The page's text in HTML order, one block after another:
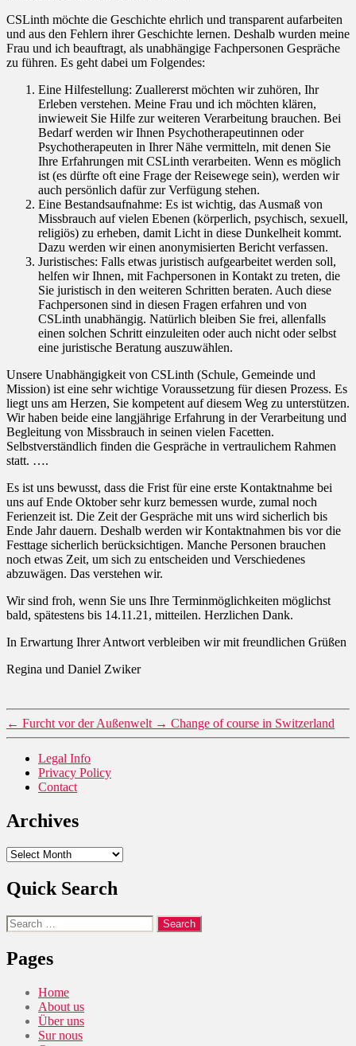
CSLinth möchte die Geschichte ehrlich und transparent aufarbeiten
und aus den Fehlern ihrer Geschichte lernen. Deshalb wurden meine
Frau und ich beauftragt, als unabhängige Fachpersonen Gespräche
zu führen. Es geht dabei um Folgendes:
Eine Hilfestellung: Zuallererst möchten wir zuhören, Ihr
Erleben verstehen. Meine Frau und ich möchten klären,
inwieweit Sie Hilfe zur weiteren Verarbeitung brauchen. Bei
Bedarf werden wir Ihnen Psychotherapeutinnen oder
Psychotherapeuten in Ihrer Nähe vermitteln, mit denen Sie
Ihre Erfahrungen mit CSLinth verarbeiten. Wenn es möglich
ist (es dürfte oft eine Frage der Reisewege sein), werden wir
auch persönlich dafür zur Verfügung stehen.
Eine Bestandsaufnahme: Es ist wichtig, das Ausmaß von
Missbrauch auf vielen Ebenen (körperlich, psychisch, sexuell,
religiös) zu erheben, damit Licht in diese Dunkelheit kommt.
Dazu werden wir einen anonymisierten Bericht verfassen.
Juristisches: Falls etwas juristisch aufgearbeitet werden soll,
helfen wir Ihnen, mit Fachpersonen in Kontakt zu treten, die
Sie juristisch in den weiteren Schritten beraten. Auch diese
Fachpersonen sind in diesen Fragen erfahren und von
CSLinth unabhängig. Natürlich bleiben Sie frei, allenfalls
einen solchen Schritt einzuleiten oder auch nicht oder selbst
eine juristische Beratung auszuwählen.
Unsere Unabhängigkeit von CSLinth (Schule, Gemeinde und
Mission) ist eine sehr wichtige Voraussetzung für diesen Prozess. Es
liegt uns am Herzen, Sie kompetent auf diesem Weg zu unterstützen.
Wir haben beide eine langjährige Erfahrung in der Verarbeitung und
Begleitung von Missbrauch in seinen vielen Facetten.
Selbstverständlich finden die Gespräche in vertraulichem Rahmen
statt. ….
Es ist uns bewusst, dass die Frist für eine erste Kontaktnahme bei
uns auf Ende Oktober sehr kurz bemessen wurde, zumal noch
Ferienzeit ist. Die Zeit der Gespräche mit uns wird sicherlich bis
Ende Jahr dauern. Deshalb werden wir Kontaktnahmen bis vor die
Festtage sicherlich berücksichtigen. Manche Personen brauchen
noch etwas Zeit, um sich zu entscheiden und Verschiedenes
abzuwägen. Das verstehen wir.
Wir sind froh, wenn Sie uns Ihre Terminmöglichkeiten möglichst
bald, spätestens bis 14.11.21, mitteilen. Herzlichen Dank.
In Erwartung Ihrer Antwort verbleiben wir mit freundlichen Grüßen
Regina und Daniel Zwiker
← Furcht vor der Außenwelt → Change of course in Switzerland
Legal Info
Privacy Policy
Contact
Archives
Archives
Quick Search
Search
for:
Pages
Home
About us
Über uns
Sur nous